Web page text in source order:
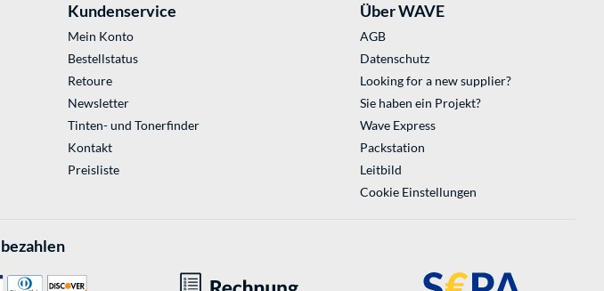
Kundenservice
Mein Konto
Bestellstatus
Retoure
Newsletter
Tinten- und Tonerfinder
Kontakt
Preisliste
Über WAVE
AGB
Datenschutz
Looking for a new supplier?
Sie haben ein Projekt?
Wave Express
Packstation
Leitbild
Cookie Einstellungen